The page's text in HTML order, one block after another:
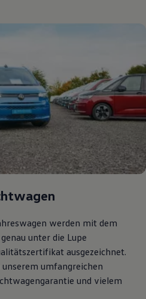
werden mit dem
unter die Lupe
ausgezeichnet.
umfangreichen
und vielem